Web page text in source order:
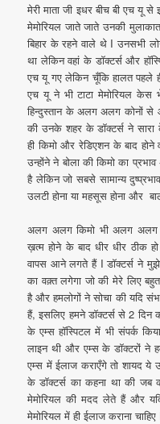
मेरी माता जी इधर बीच बी एच यू
मेमोरियल जाते जाते उनकी
बिहार के रहने वाले थे I उनसभी
था लेकिन वहां के डॉक्टर्स और
एच यू गए लेकिन चूँकि हालत पहले
एच यू ने भी टाटा मेमोरियल
हिन्दुस्तान के अलग अलग कोनों
की उनके शहर के डॉक्टर्स ने सारा
ही किमो और रेडिएशन के बाद होने
उन्होंने ने बोला की किमो का
है लेकिन जो सबसे सामान्य
उलटी होना या महसूस होना और
अलग अलग किमो भी अलग अलग
ख़त्म होने के बाद धीर धीर ठीक
वापस आने लगते हैं I डॉक्टर्स ने मुझे
का वक़्त लगेगा जो की मेरे लिए
है और हमलोगों ने सोचा की यदि
हैं, इसलिए हमने डॉक्टर्स से 2 दिन
के एम्स हॉस्पिटल में भी संपर्क
लाइन थी और एम्स के डॉक्टरों ने
एम्स में ईलाज कराएँगे तो शायद ये
के डॉक्टर्स का कहना था की जब
मेमोरियल की मदद लेते हैं और यदि
मेमोरियल में ही ईलाज कराना चाहिए